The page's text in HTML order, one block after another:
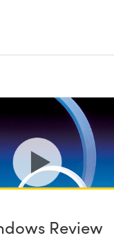
Review